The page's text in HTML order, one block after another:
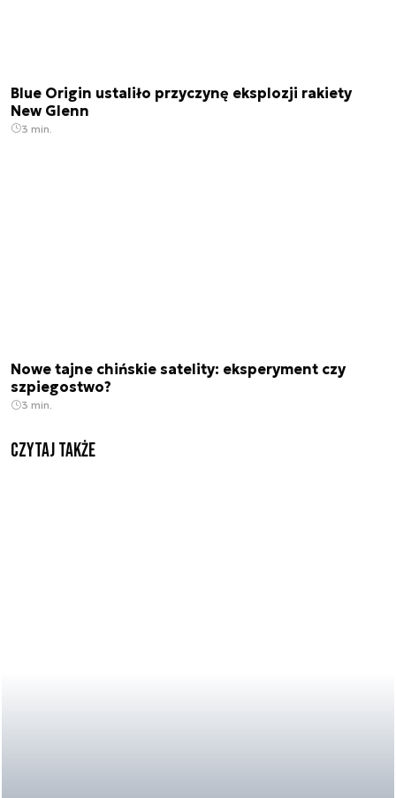
Blue Origin ustaliło przyczynę eksplozji rakiety
New Glenn
3 min.
Nowe tajne chińskie satelity: eksperyment czy
szpiegostwo?
3 min.
Czytaj także